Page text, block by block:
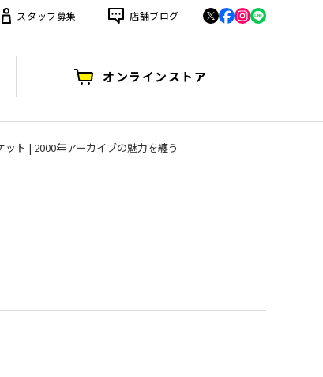
スタッフ募集 店舗ブログ
オンラインストア
ット | 2000年アーカイブの魅力を纏う